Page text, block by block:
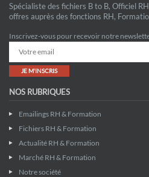
Spécialiste des fichiers B to B, Officiel
offres auprès des fonctions RH,
Inscrivez-vous pour recevoir notre
JE M'INSCRIS
NOS RUBRIQUES
Emailings RH & Formation
Fichiers RH & Formation
Actualité RH & Formation
Marché RH & Formation
Notre société